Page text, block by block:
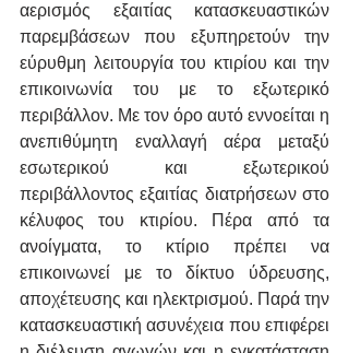
αερισμός εξαιτίας κατασκευαστικών
παρεμβάσεων που εξυπηρετούν την
εύρυθμη λειτουργία του κτιρίου και την
επικοινωνία του με το εξωτερικό
περιβάλλον. Με τον όρο αυτό εννοείται η
ανεπιθύμητη εναλλαγή αέρα μεταξύ
εσωτερικού και εξωτερικού
περιβάλλοντος εξαιτίας διατρήσεων στο
κέλυφος του κτιρίου. Πέρα από τα
ανοίγματα, το κτίριο πρέπει να
επικοινωνεί με το δίκτυο ύδρευσης,
αποχέτευσης και ηλεκτρισμού. Παρά την
κατασκευαστική ασυνέχεια που επιφέρει